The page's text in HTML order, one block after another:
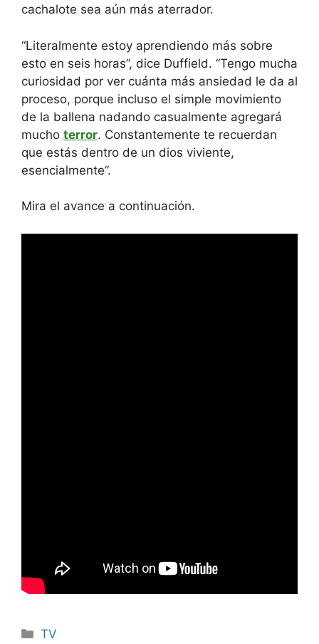
cachalote sea aún más aterrador.
“Literalmente estoy aprendiendo más sobre
esto en seis horas”, dice Duffield. “Tengo mucha
curiosidad por ver cuánta más ansiedad le da al
proceso, porque incluso el simple movimiento
de la ballena nadando casualmente agregará
mucho terror. Constantemente te recuerdan
que estás dentro de un dios viviente,
esencialmente”.
Mira el avance a continuación.
Categories
TV